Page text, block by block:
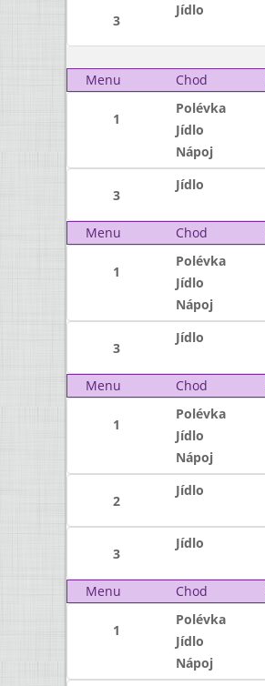
3
Jídlo
Menu
Chod
1
Polévka
Jídlo
Nápoj
3
Jídlo
Menu Chod
1
Polévka
Jídlo
Nápoj
3
Jídlo
Menu Chod
1
Polévka
Jídlo
Nápoj
2
Jídlo
3
Jídlo
Menu Chod
1
Polévka
Jídlo
Nápoj